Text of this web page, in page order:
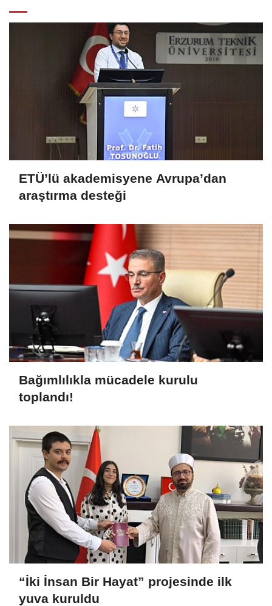
ETÜ’lü akademisyene Avrupa’dan
araştırma desteği
Bağımlılıkla mücadele kurulu
toplandı!
“İki İnsan Bir Hayat” projesinde ilk
yuva kuruldu